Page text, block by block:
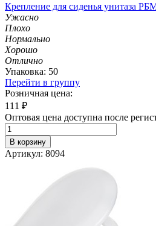
Крепление для сиденья унитаза
Ужасно
Плохо
Нормально
Хорошо
Отлично
Упаковка: 50
Перейти в группу
Розничная цена:
111 ₽
Оптовая цена доступна после
В корзину
Артикул: 8094